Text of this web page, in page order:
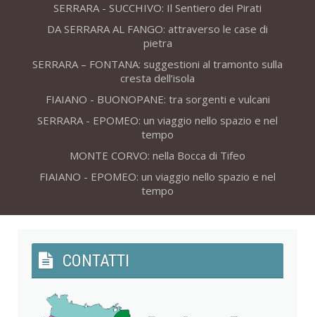
SERRARA - SUCCHIVO: Il Sentiero dei Pirati
DA SERRARA AL FANGO: attraverso le case di
pietra
SERRARA – FONTANA: suggestioni al tramonto sulla
cresta dell’isola
FIAIANO - BUONOPANE: tra sorgenti e vulcani
SERRARA - EPOMEO: un viaggio nello spazio e nel
tempo
MONTE CORVO: nella Bocca di Tifeo
FIAIANO - EPOMEO: un viaggio nello spazio e nel
tempo
CONTATTI